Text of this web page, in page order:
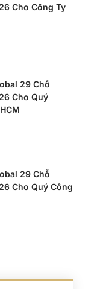
Cho Công Ty
29 Chỗ
Cho Quý
29 Chỗ
Cho Quý Công